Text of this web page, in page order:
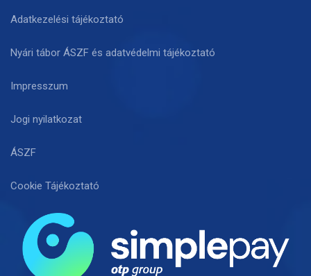
Adatkezelési tájékoztató
Nyári tábor ÁSZF és adatvédelmi tájékoztató
Impresszum
Jogi nyilatkozat
ÁSZF
Cookie Tájékoztató